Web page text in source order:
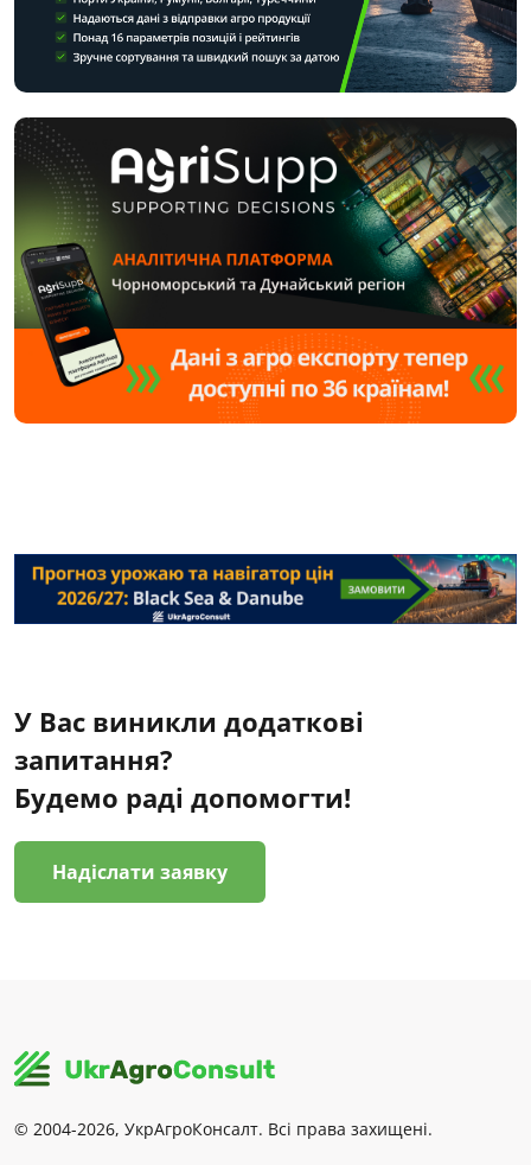
У Вас виникли додаткові
запитання?
Будемо раді допомогти!
Надіслати заявку
© 2004-2026, УкрАгроКонсалт. Всі права захищені.